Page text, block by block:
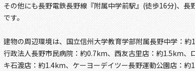
その他にも長野電鉄長野線『附属中学前駅』(徒歩16分)、
です。
建物の周辺環境は、国立信州大学教育学部附属長野中学：
行政法人長野市民病院：約0.7km、西友古里店：約1.5km、
キ石渡店：約1.4km、ケーヨーデイツー長野運動公園店：約